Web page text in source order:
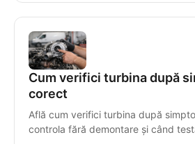
Cum verifici turbina după
corect
Află cum verifici turbina după
controla fără demontare și când